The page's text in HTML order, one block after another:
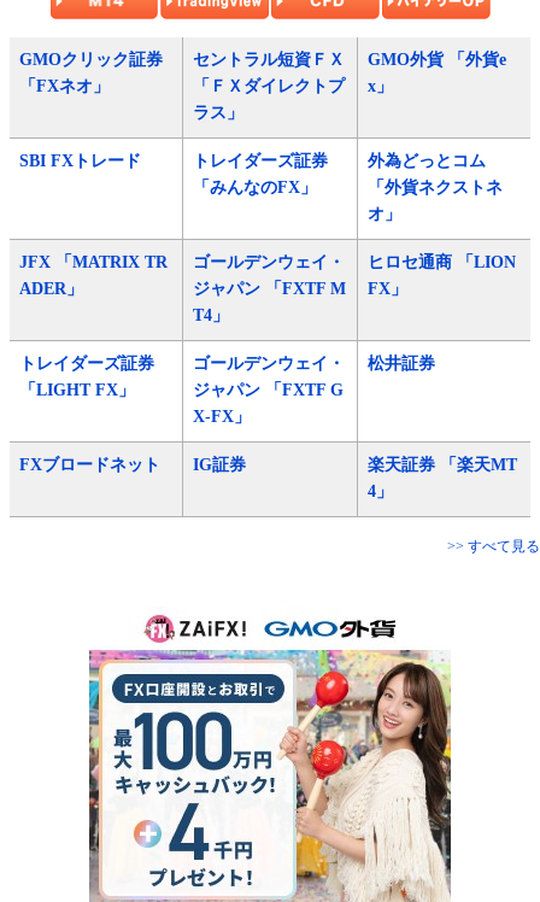
GMOクリック証券
「FXネオ」
セントラル短資ＦＸ
「ＦＸダイレクトプ
ラス」
GMO外貨 「外貨e
x」
SBI FXトレード
トレイダーズ証券
「みんなのFX」
外為どっとコム
「外貨ネクストネ
オ」
JFX 「MATRIX TR
ADER」
ゴールデンウェイ・
ジャパン 「FXTF M
T4」
ヒロセ通商 「LION
FX」
トレイダーズ証券
「LIGHT FX」
ゴールデンウェイ・
ジャパン 「FXTF G
X-FX」
松井証券
FXブロードネット IG証券
楽天証券 「楽天MT
4」
>> すべて見る